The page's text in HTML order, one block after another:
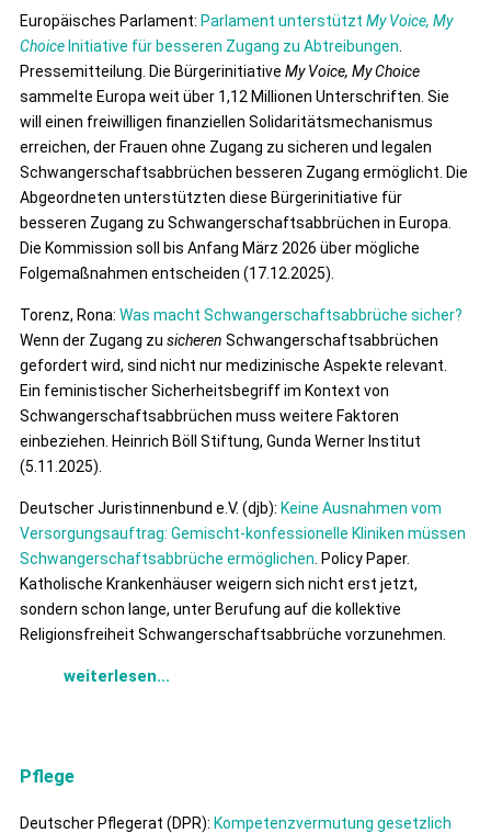
Europäisches Parlament: Parlament unterstützt My Voice, My
Choice Initiative für besseren Zugang zu Abtreibungen
Pressemitteilung. Die Bürgerinitiative My Voice, My Choice
sammelte Europa weit über 1,12 Millionen Unterschriften. Sie
will einen freiwilligen finanziellen Solidaritätsmechanismus
erreichen, der Frauen ohne Zugang zu sicheren und legalen
Schwangerschaftsabbrüchen besseren Zugang ermöglicht. Die
Abgeordneten unterstützten diese Bürgerinitiative für
besseren Zugang zu Schwangerschaftsabbrüchen in Europa.
Die Kommission soll bis Anfang März 2026 über mögliche
Folgemaßnahmen entscheiden (17.12.2025).
Torenz, Rona: Was macht Schwangerschaftsabbrüche sicher?
Wenn der Zugang zu sicheren Schwangerschaftsabbrüchen
gefordert wird, sind nicht nur medizinische Aspekte relevant.
Ein feministischer Sicherheitsbegriff im Kontext von
Schwangerschaftsabbrüchen muss weitere Faktoren
einbeziehen. Heinrich Böll Stiftung, Gunda Werner Institut
(5.11.2025).
Deutscher Juristinnenbund e.V. (djb): Keine Ausnahmen vom
Versorgungsauftrag: Gemischt-konfessionelle Kliniken müssen
Schwangerschaftsabbrüche ermöglichen . Policy Paper.
Katholische Krankenhäuser weigern sich nicht erst jetzt,
sondern schon lange, unter Berufung auf die kollektive
Religionsfreiheit Schwangerschaftsabbrüche vorzunehmen.
weiterlesen...
Pflege
Deutscher Pflegerat (DPR): Kompetenzvermutung gesetzlich